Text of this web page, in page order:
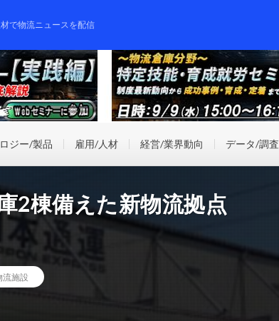
で物流ニュースを配信
ジー/製品 雇用/人材 経営/業界動向 データ/調査
2棟備えた新物流拠点
流施設